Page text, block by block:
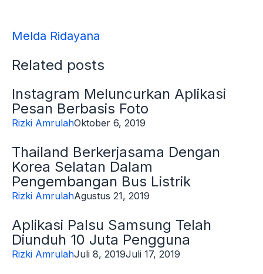
Melda Ridayana
Related posts
Instagram Meluncurkan Aplikasi
Pesan Berbasis Foto
Rizki AmrulahOktober 6, 2019
Thailand Berkerjasama Dengan
Korea Selatan Dalam
Pengembangan Bus Listrik
Rizki AmrulahAgustus 21, 2019
Aplikasi Palsu Samsung Telah
Diunduh 10 Juta Pengguna
Rizki AmrulahJuli 8, 2019Juli 17, 2019